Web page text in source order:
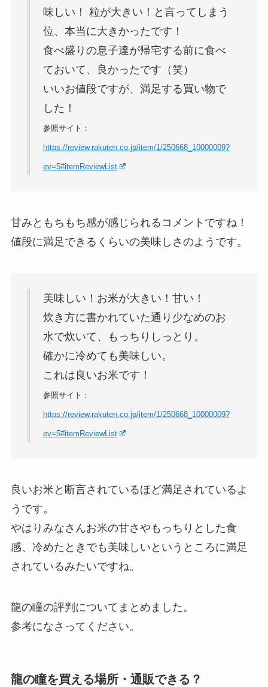
味しい！ 粒が大きい！と言ってしまう
位、本当に大きかったです！
食べ盛りの息子達が帰宅する前に食べ
ておいて、良かったです（笑）
いいお値段ですが、満足する買い物で
した！
参照サイト：
https://review.rakuten.co.jp/item/1/250668_10000009?
ev=5#itemReviewList
甘みともちもち感が感じられるコメントですね！
値段に満足できるくらいの美味しさのようです。
美味しい！お米が大きい！甘い！
炊き方に書かれていた通り少なめのお
水で炊いて、もっちりしっとり。
確かに冷めても美味しい。
これは良いお米です！
参照サイト：
https://review.rakuten.co.jp/item/1/250668_10000009?
ev=5#itemReviewList
良いお米と断言されているほど満足されているよ
うです。
やはりみなさんお米の甘さやもっちりとした食
感、冷めたときでも美味しいというところに満足
されているみたいですね。
龍の瞳の評判についてまとめました。
参考になさってください。
龍の瞳を買える場所・通販できる？